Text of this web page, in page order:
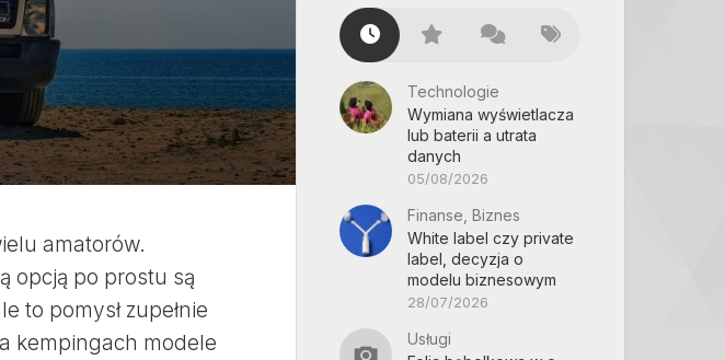
amatorów.
opcją po prostu są
to pomysł zupełnie
kempingach modele
Technologie
Wymiana wyświetlacza
lub baterii a utrata
danych
05/08/2026
Finanse, Biznes
White label czy private
label, decyzja o
modelu biznesowym
28/07/2026
Usługi